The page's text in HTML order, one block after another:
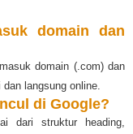
domain dan
domain (.com) dan
langsung online.
di Google?
dari struktur heading,